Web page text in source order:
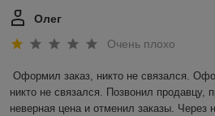
Олег
Очень плохо
Оформил заказ, никто не связался.
никто не связался. Позвонил продавцу,
неверная цена и отменил заказы. Через